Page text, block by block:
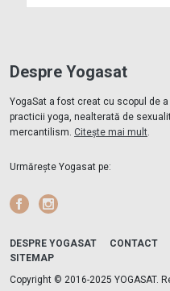
Despre Yogasat
YogaSat a fost creat cu scopul de
practicii yoga, nealterată de
mercantilism. Citește mai mult
Urmărește Yogasat pe:
Facebook
DESPRE YOGASAT CONTACT
SITEMAP
Copyright © 2016-2025 YOGASAT.